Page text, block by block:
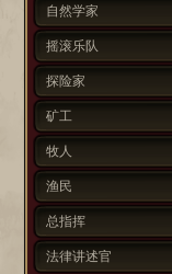
自然学家
摇滚乐队
探险家
矿工
牧人
渔民
总指挥
法律讲述官